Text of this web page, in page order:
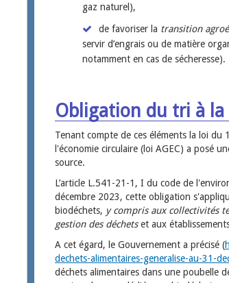
gaz naturel),
de favoriser la transition
servir d’engrais ou de matière
notamment en cas de sécheresse).
Obligation du tri à la
Tenant compte de ces éléments la loi
l'économie circulaire (loi AGEC) a posé
source.
L’article L.541-21-1, I du code de
décembre 2023, cette obligation
biodéchets, y compris aux collectivités
gestion des déchetset aux
A cet égard, le Gouvernement a précisé (
dechets-alimentaires-generalise-au-31-
déchets alimentaires dans une poubelle